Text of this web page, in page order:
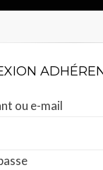
ou e-mail